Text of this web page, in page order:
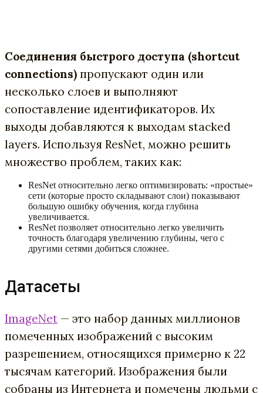
Соединения быстрого доступа (shortcut
connections) пропускают один или
несколько слоев и выполняют
сопоставление идентификаторов. Их
выходы добавляются к выходам stacked
layers. Используя ResNet, можно решить
множество проблем, таких как:
ResNet относительно легко оптимизировать: «простые»
сети (которые просто складывают слои) показывают
большую ошибку обучения, когда глубина
увеличивается.
ResNet позволяет относительно легко увеличить
точность благодаря увеличению глубины, чего с
другими сетями добиться сложнее.
Датасеты
ImageNet — это набор данных миллионов
помеченных изображений с высоким
разрешением, относящихся примерно к 22
тысячам категорий. Изображения были
собраны из Интернета и помечены людьми с